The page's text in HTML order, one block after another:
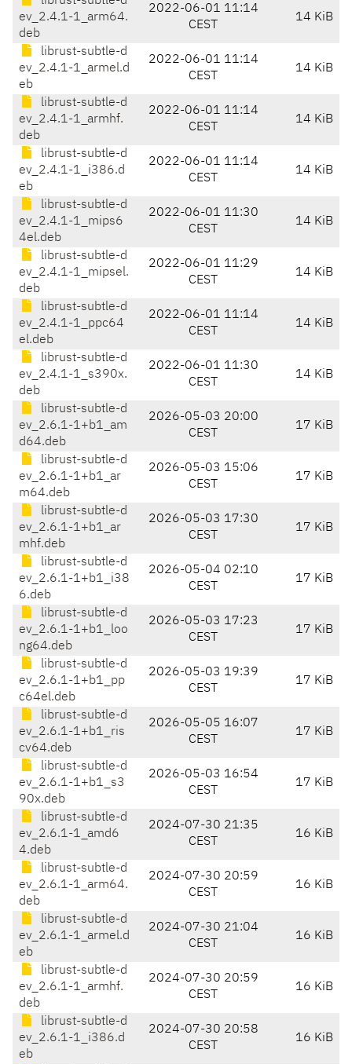
ev_2.4.1-1_arm64.
deb
2022-06-01 11:14
CEST
14 KiB
librust-subtle-d
ev_2.4.1-1_armel.d
eb
2022-06-01 11:14
CEST
14 KiB
librust-subtle-d
ev_2.4.1-1_armhf.
deb
2022-06-01 11:14
CEST
14 KiB
librust-subtle-d
ev_2.4.1-1_i386.d
eb
2022-06-01 11:14
CEST
14 KiB
librust-subtle-d
ev_2.4.1-1_mips6
4el.deb
2022-06-01 11:30
CEST
14 KiB
librust-subtle-d
ev_2.4.1-1_mipsel.
deb
2022-06-01 11:29
CEST
14 KiB
librust-subtle-d
ev_2.4.1-1_ppc64
el.deb
2022-06-01 11:14
CEST
14 KiB
librust-subtle-d
ev_2.4.1-1_s390x.
deb
2022-06-01 11:30
CEST
14 KiB
librust-subtle-d
ev_2.6.1-1+b1_am
d64.deb
2026-05-03 20:00
CEST
17 KiB
librust-subtle-d
ev_2.6.1-1+b1_ar
m64.deb
2026-05-03 15:06
CEST
17 KiB
librust-subtle-d
ev_2.6.1-1+b1_ar
mhf.deb
2026-05-03 17:30
CEST
17 KiB
librust-subtle-d
ev_2.6.1-1+b1_i38
6.deb
2026-05-04 02:10
CEST
17 KiB
librust-subtle-d
ev_2.6.1-1+b1_loo
ng64.deb
2026-05-03 17:23
CEST
17 KiB
librust-subtle-d
ev_2.6.1-1+b1_pp
c64el.deb
2026-05-03 19:39
CEST
17 KiB
librust-subtle-d
ev_2.6.1-1+b1_ris
cv64.deb
2026-05-05 16:07
CEST
17 KiB
librust-subtle-d
ev_2.6.1-1+b1_s3
90x.deb
2026-05-03 16:54
CEST
17 KiB
librust-subtle-d
ev_2.6.1-1_amd6
4.deb
2024-07-30 21:35
CEST
16 KiB
librust-subtle-d
ev_2.6.1-1_arm64.
deb
2024-07-30 20:59
CEST
16 KiB
librust-subtle-d
ev_2.6.1-1_armel.d
eb
2024-07-30 21:04
CEST
16 KiB
librust-subtle-d
ev_2.6.1-1_armhf.
deb
2024-07-30 20:59
CEST
16 KiB
librust-subtle-d
ev_2.6.1-1_i386.d
eb
2024-07-30 20:58
CEST
16 KiB